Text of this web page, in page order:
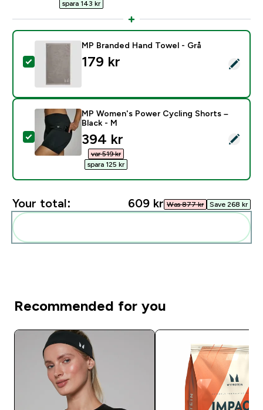
spara 143 kr‎
Select this product - MP Branded Hand Towel - Grå
MP Branded Hand Towel - Grå
179 kr‎
Select this product - MP Women's Power Cycling
MP Women's Power Cycling Shorts –
Black - M
discounted price
394 kr‎
var 519 kr‎
spara 125 kr‎
Your total: 609 kr‎ Was 877 kr‎ Save 268 kr‎
Recommended for you